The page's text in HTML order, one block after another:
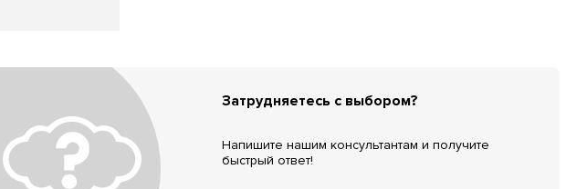
Затрудняетесь с выбором?
Напишите нашим консультантам и получите
быстрый ответ!